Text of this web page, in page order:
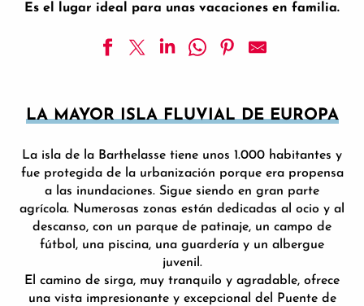
Es el lugar ideal para unas vacaciones en familia.
LA MAYOR ISLA FLUVIAL DE EUROPA
La isla de la Barthelasse tiene unos 1.000 habitantes y
fue protegida de la urbanización porque era propensa
a las inundaciones. Sigue siendo en gran parte
agrícola. Numerosas zonas están dedicadas al ocio y al
descanso, con un parque de patinaje, un campo de
fútbol, una piscina, una guardería y un albergue
juvenil.
El camino de sirga, muy tranquilo y agradable, ofrece
una vista impresionante y excepcional del Puente de